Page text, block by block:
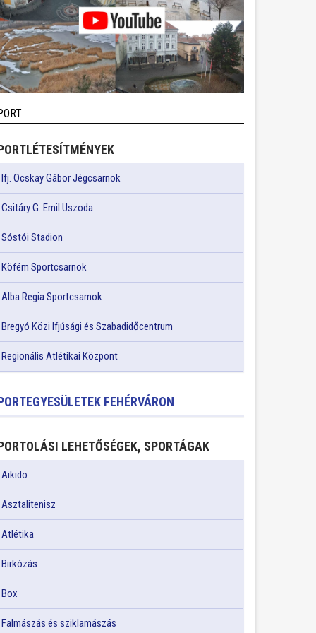
Ifj. Ocskay Gábor Jégcsarnok
Csitáry G. Emil Uszoda
Sóstói Stadion
Köfém Sportcsarnok
Alba Regia Sportcsarnok
Bregyó Közi Ifjúsági és Szabadidőcentrum
Regionális Atlétikai Központ
FEHÉRVÁRON
LEHETŐSÉGEK, SPORTÁGAK
Aikido
Asztalitenisz
Atlétika
Birkózás
Box
Falmászás és sziklamászás